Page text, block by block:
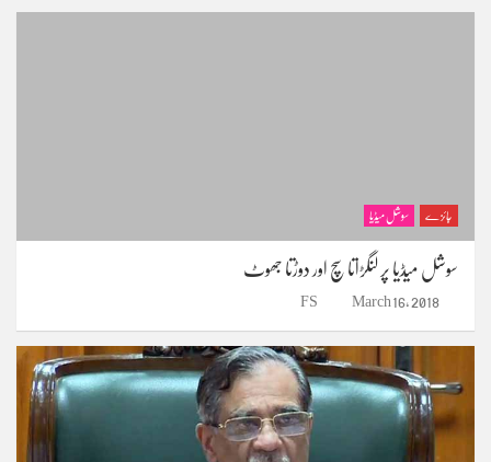
جائزے سوشل میڈیا
سوشل میڈیا پر لنگڑاتا سچ اور دوڑتا جھوٹ
March 16, 2018
FS